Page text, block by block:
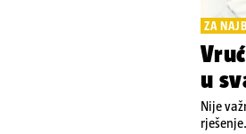
ZA
u
Nije